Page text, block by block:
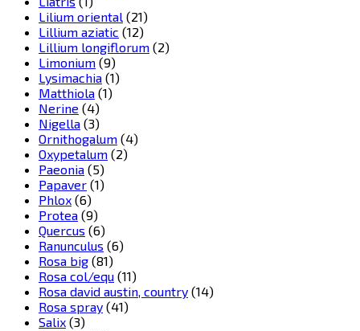
Lilium oriental (21)
Lillium aziatic (12)
Lillium longiflorum (2)
Limonium (9)
Lysimachia (1)
Matthiola (1)
Nerine (4)
Nigella (3)
Ornithogalum (4)
Oxypetalum (2)
Paeonia (5)
Papaver (1)
Phlox (6)
Protea (9)
Quercus (6)
Ranunculus (6)
Rosa big (81)
Rosa col/equ (11)
Rosa david austin, country (14)
Rosa spray (41)
Salix (3)